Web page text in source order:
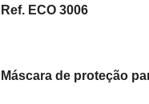
Ref. ECO 3006
Máscara de proteção